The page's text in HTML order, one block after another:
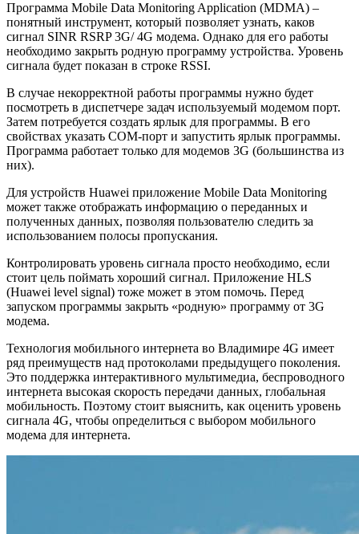
Программа Mobile Data Monitoring Application (MDMA) –
понятный инструмент, который позволяет узнать, каков
сигнал SINR RSRP 3G/ 4G модема. Однако для его работы
необходимо закрыть родную программу устройства. Уровень
сигнала будет показан в строке RSSI.
В случае некорректной работы программы нужно будет
посмотреть в диспетчере задач используемый модемом порт.
Затем потребуется создать ярлык для программы. В его
свойствах указать COM-порт и запустить ярлык программы.
Программа работает только для модемов 3G (большинства из
них).
Для устройств Huawei приложение Mobile Data Monitoring
может также отображать информацию о переданных и
полученных данных, позволяя пользователю следить за
использованием полосы пропускания.
Контролировать уровень сигнала просто необходимо, если
стоит цель поймать хороший сигнал. Приложение HLS
(Huawei level signal) тоже может в этом помочь. Перед
запуском программы закрыть «родную» программу от 3G
модема.
Технология мобильного интернета во Владимире 4G имеет
ряд преимуществ над протоколами предыдущего поколения.
Это поддержка интерактивного мультимедиа, беспроводного
интернета высокая скорость передачи данных, глобальная
мобильность. Поэтому стоит выяснить, как оценить уровень
сигнала 4G, чтобы определиться с выбором мобильного
модема для интернета.